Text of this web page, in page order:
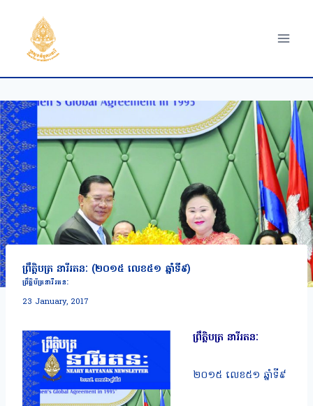
content
ព្រឹត្តិបត្រ នារីរតនៈ (២០១៥ លេខ៥១ ឆ្នាំទី៩)
ព្រឹត្តិប័ត្រនារីរតនៈ
23 January, 2017
ព្រឹត្តិបត្រ នារីរតនៈ
២០១៥ លេខ៥១ ឆ្នាំទី៩